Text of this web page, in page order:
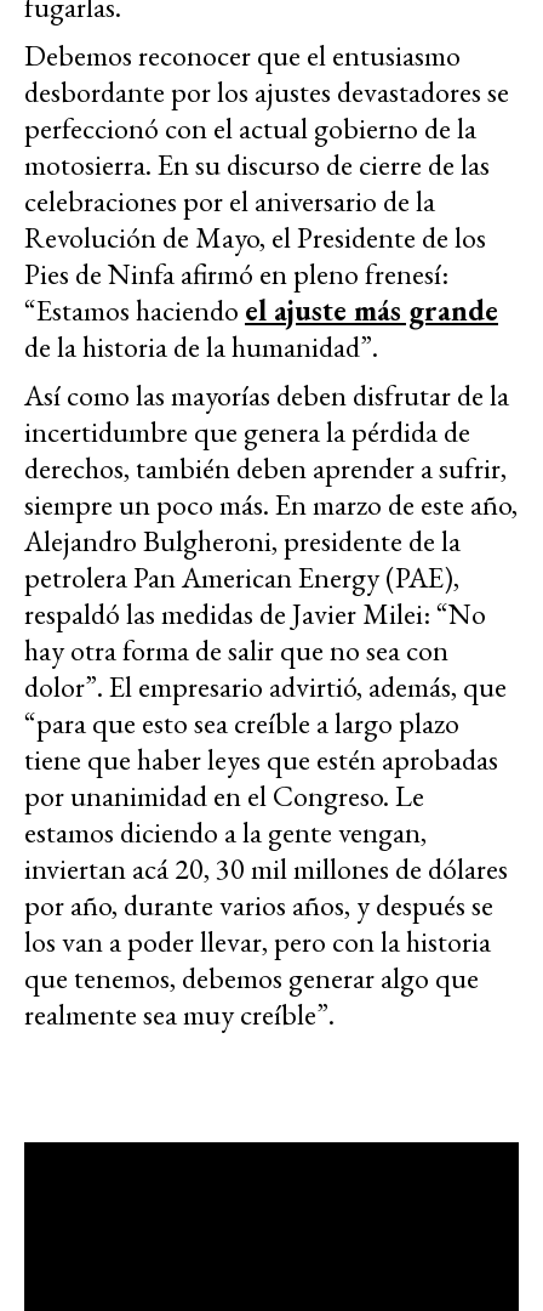
Debemos reconocer que el entusiasmo
desbordante por los ajustes devastadores se
perfeccionó con el actual gobierno de la
motosierra. En su discurso de cierre de las
celebraciones por el aniversario de la
Revolución de Mayo, el Presidente de los
Pies de Ninfa afirmó en pleno frenesí:
“Estamos haciendo el ajuste más grande
de la historia de la humanidad”.
Así como las mayorías deben disfrutar de la
incertidumbre que genera la pérdida de
derechos, también deben aprender a sufrir,
siempre un poco más. En marzo de este año,
Alejandro Bulgheroni, presidente de la
petrolera Pan American Energy (PAE),
respaldó las medidas de Javier Milei: “No
hay otra forma de salir que no sea con
dolor”. El empresario advirtió, además, que
“para que esto sea creíble a largo plazo
tiene que haber leyes que estén aprobadas
por unanimidad en el Congreso. Le
estamos diciendo a la gente vengan,
inviertan acá 20, 30 mil millones de dólares
por año, durante varios años, y después se
los van a poder llevar, pero con la historia
que tenemos, debemos generar algo que
realmente sea muy creíble”.